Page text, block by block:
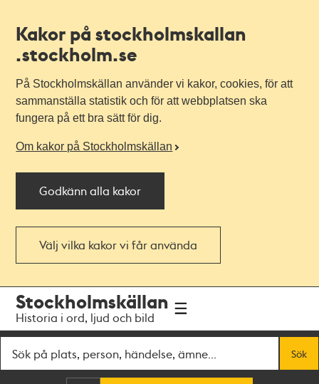
Kakor på stockholmskallan
.stockholm.se
På Stockholmskällan använder vi kakor, cookies, för att
sammanställa statistik och för att webbplatsen ska
fungera på ett bra sätt för dig.
Om kakor på Stockholmskällan
Godkänn alla kakor
Välj vilka kakor vi får använda
navigationen
huvudinnehållet
Stockholmskällan
Historia i ord, ljud och bild
Sök